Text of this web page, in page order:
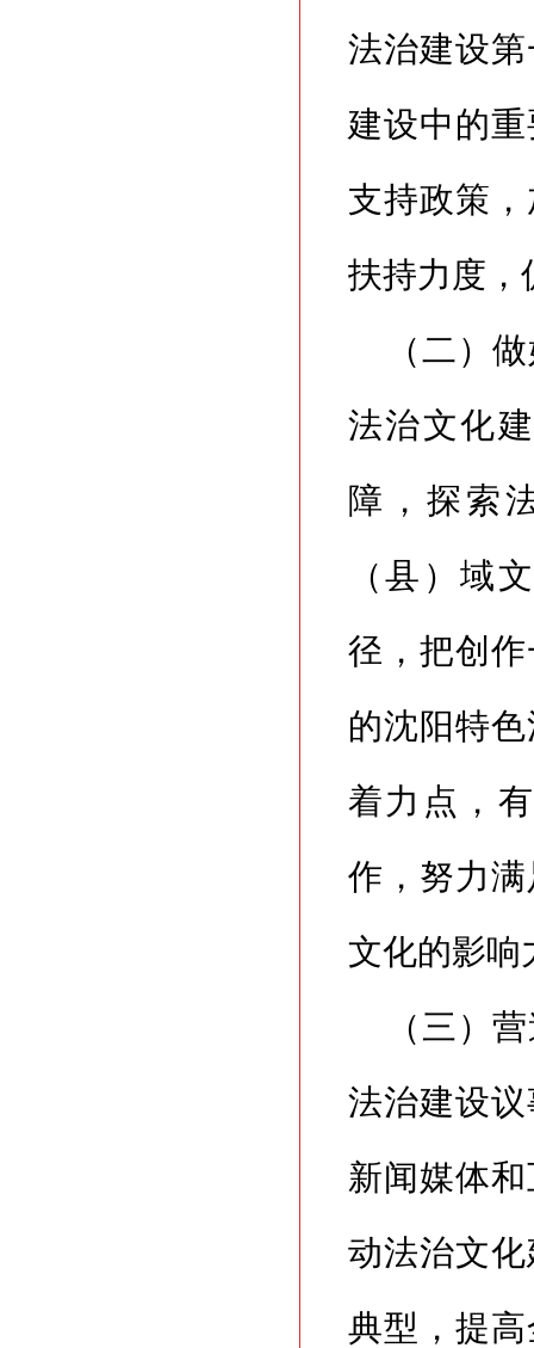
法治建设
建设中的
支持政策
扶持力度，
（二）
法治文化
障，探索
（县）域
径，把创
的沈阳特
着力点，
作，努力
文化的影响
（三）
法治建设
新闻媒体
动法治文
典型，提